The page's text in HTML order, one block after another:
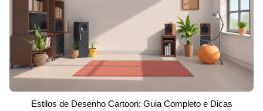
Estilos de Desenho Cartoon: Guia Completo e Dicas